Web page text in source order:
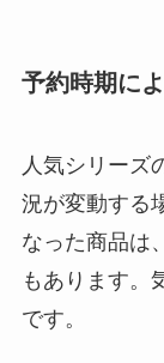
予約時期に
人気シリーズ
況が変動する
なった商品は
もあります。
です。